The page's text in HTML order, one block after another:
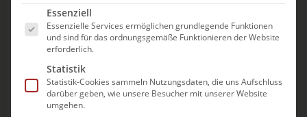
24.09.2020 10:42
Daniela Reinhardt verabschiedet sich
vom Leistungssport
Nach 20 Jahren im Wasser ist auf einmal Schluss, Daniela
Reinhardt verabschiedet sich vom Leistungssport. Die
Es folgt eine Liste der Service-Gruppen, für die
Essenziell
Essenzielle Services ermöglichen grundlegende Funktionen
und sind für das ordnungsgemäße Funktionieren der Website
erforderlich.
Statistik
Statistik-Cookies sammeln Nutzungsdaten, die uns Aufschluss
darüber geben, wie unsere Besucher mit unserer Website
umgehen.